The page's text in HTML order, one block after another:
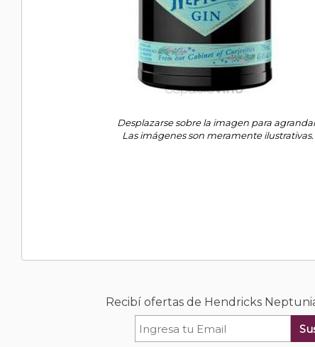
Desplazarse sobre la imagen para
Las imágenes son meramente ilustrativas.
Recibí ofertas de Hendricks